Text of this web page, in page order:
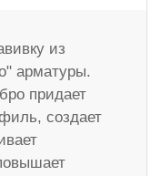
из
арматуры.
придает
создает